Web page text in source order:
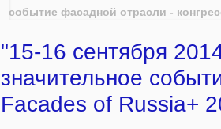
событие фасадной отрасли -
"15-16 сентября
значительное
Facades of Russia+